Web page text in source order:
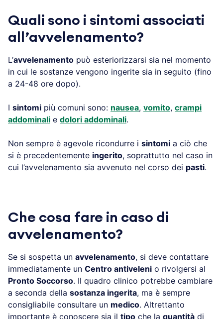
Quali sono i sintomi associati
all’avvelenamento?
L’avvelenamento può esteriorizzarsi sia nel momento
in cui le sostanze vengono ingerite sia in seguito (fino
a 24-48 ore dopo).
I sintomi più comuni sono: nausea, vomito, crampi
addominali e dolori addominali.
Non sempre è agevole ricondurre i sintomi a ciò che
si è precedentemente ingerito, soprattutto nel caso in
cui l’avvelenamento sia avvenuto nel corso dei pasti.
Che cosa fare in caso di
avvelenamento?
Se si sospetta un avvelenamento, si deve contattare
immediatamente un Centro antiveleni o rivolgersi al
Pronto Soccorso. Il quadro clinico potrebbe cambiare
a seconda della sostanza ingerita, ma è sempre
consigliabile consultare un medico. Altrettanto
importante è conoscere sia il tipo che la quantità di